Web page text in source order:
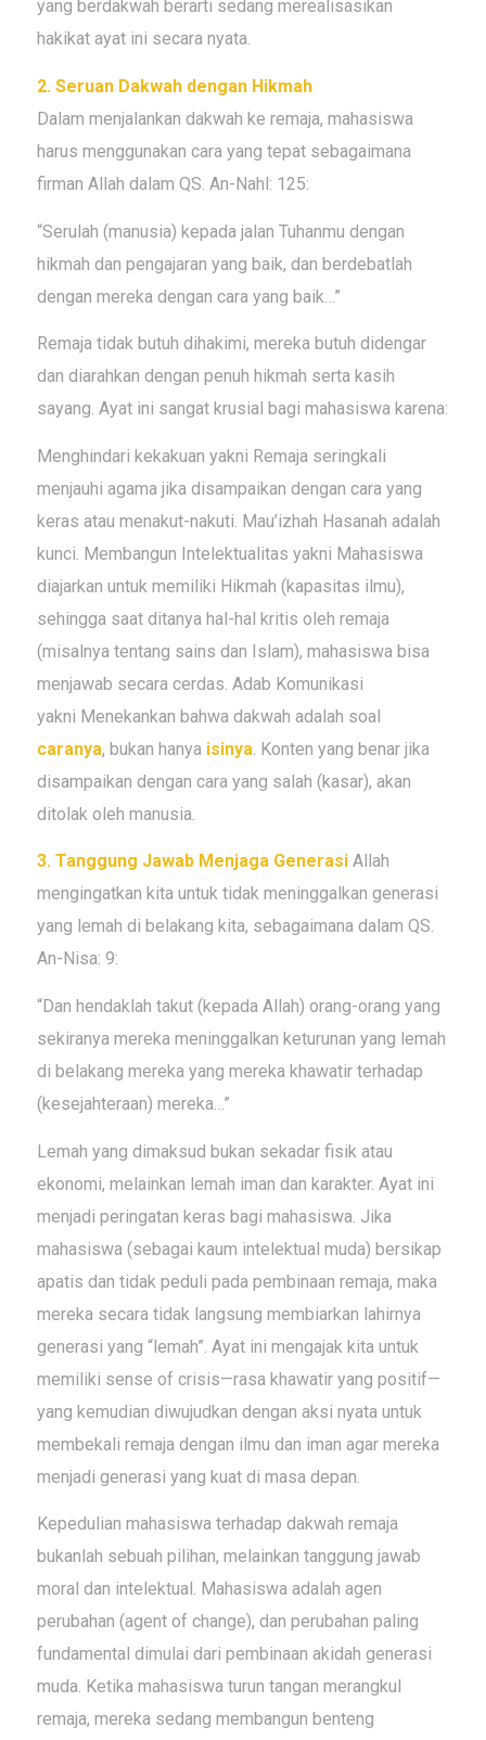
yang berdakwah berarti sedang merealisasikan
hakikat ayat ini secara nyata.
2. Seruan Dakwah dengan Hikmah
Dalam menjalankan dakwah ke remaja, mahasiswa
harus menggunakan cara yang tepat sebagaimana
firman Allah dalam QS. An-Nahl: 125:
“Serulah (manusia) kepada jalan Tuhanmu dengan
hikmah dan pengajaran yang baik, dan berdebatlah
dengan mereka dengan cara yang baik…”
Remaja tidak butuh dihakimi, mereka butuh didengar
dan diarahkan dengan penuh hikmah serta kasih
sayang. Ayat ini sangat krusial bagi mahasiswa karena:
Menghindari kekakuan yakni Remaja seringkali
menjauhi agama jika disampaikan dengan cara yang
keras atau menakut-nakuti. Mau’izhah Hasanah adalah
kunci. Membangun Intelektualitas yakni Mahasiswa
diajarkan untuk memiliki Hikmah (kapasitas ilmu),
sehingga saat ditanya hal-hal kritis oleh remaja
(misalnya tentang sains dan Islam), mahasiswa bisa
menjawab secara cerdas. Adab Komunikasi
yakni Menekankan bahwa dakwah adalah soal
caranya, bukan hanya isinya . Konten yang benar jika
disampaikan dengan cara yang salah (kasar), akan
ditolak oleh manusia.
3. Tanggung Jawab Menjaga GenerasiAllah
mengingatkan kita untuk tidak meninggalkan generasi
yang lemah di belakang kita, sebagaimana dalam QS.
An-Nisa: 9:
“Dan hendaklah takut (kepada Allah) orang-orang yang
sekiranya mereka meninggalkan keturunan yang lemah
di belakang mereka yang mereka khawatir terhadap
(kesejahteraan) mereka…”
Lemah yang dimaksud bukan sekadar fisik atau
ekonomi, melainkan lemah iman dan karakter. Ayat ini
menjadi peringatan keras bagi mahasiswa. Jika
mahasiswa (sebagai kaum intelektual muda) bersikap
apatis dan tidak peduli pada pembinaan remaja, maka
mereka secara tidak langsung membiarkan lahirnya
generasi yang “lemah”. Ayat ini mengajak kita untuk
memiliki sense of crisis—rasa khawatir yang positif—
yang kemudian diwujudkan dengan aksi nyata untuk
membekali remaja dengan ilmu dan iman agar mereka
menjadi generasi yang kuat di masa depan.
Kepedulian mahasiswa terhadap dakwah remaja
bukanlah sebuah pilihan, melainkan tanggung jawab
moral dan intelektual. Mahasiswa adalah agen
perubahan (agent of change), dan perubahan paling
fundamental dimulai dari pembinaan akidah generasi
muda. Ketika mahasiswa turun tangan merangkul
remaja, mereka sedang membangun benteng